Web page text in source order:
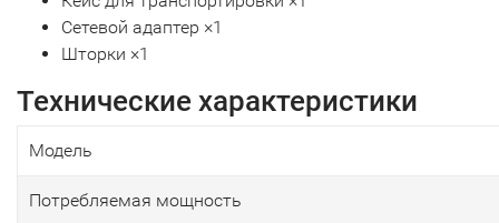
Сетевой адаптер ×1
Шторки ×1
Технические характеристики
Модель
Потребляемая мощность